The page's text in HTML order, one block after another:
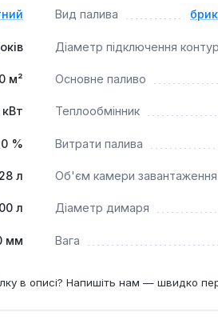
Вид палива
Діаметр підключення
м² Основне паливо
Теплообмінник
% Витрати палива
л Об'єм камери завантаження
л Діаметр димаря
мм Вага
в описі? Напишіть нам — швидко